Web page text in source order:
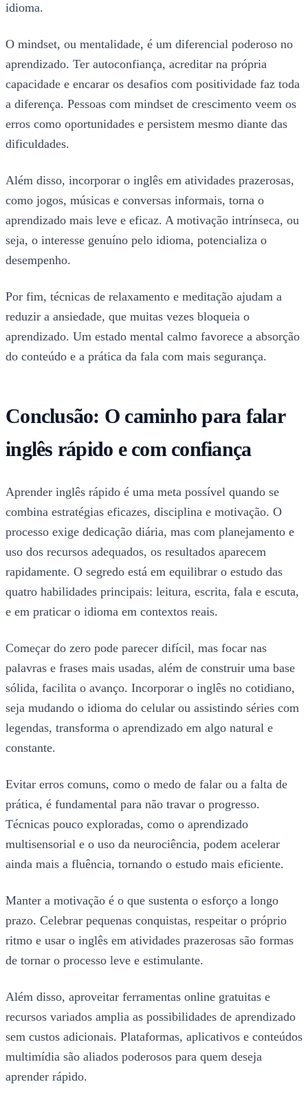
idioma.
O mindset, ou mentalidade, é um diferencial poderoso no
aprendizado. Ter autoconfiança, acreditar na própria
capacidade e encarar os desafios com positividade faz toda
a diferença. Pessoas com mindset de crescimento veem os
erros como oportunidades e persistem mesmo diante das
dificuldades.
Além disso, incorporar o inglês em atividades prazerosas,
como jogos, músicas e conversas informais, torna o
aprendizado mais leve e eficaz. A motivação intrínseca, ou
seja, o interesse genuíno pelo idioma, potencializa o
desempenho.
Por fim, técnicas de relaxamento e meditação ajudam a
reduzir a ansiedade, que muitas vezes bloqueia o
aprendizado. Um estado mental calmo favorece a absorção
do conteúdo e a prática da fala com mais segurança.
Conclusão: O caminho para falar
inglês rápido e com confiança
Aprender inglês rápido é uma meta possível quando se
combina estratégias eficazes, disciplina e motivação. O
processo exige dedicação diária, mas com planejamento e
uso dos recursos adequados, os resultados aparecem
rapidamente. O segredo está em equilibrar o estudo das
quatro habilidades principais: leitura, escrita, fala e escuta,
e em praticar o idioma em contextos reais.
Começar do zero pode parecer difícil, mas focar nas
palavras e frases mais usadas, além de construir uma base
sólida, facilita o avanço. Incorporar o inglês no cotidiano,
seja mudando o idioma do celular ou assistindo séries com
legendas, transforma o aprendizado em algo natural e
constante.
Evitar erros comuns, como o medo de falar ou a falta de
prática, é fundamental para não travar o progresso.
Técnicas pouco exploradas, como o aprendizado
multisensorial e o uso da neurociência, podem acelerar
ainda mais a fluência, tornando o estudo mais eficiente.
Manter a motivação é o que sustenta o esforço a longo
prazo. Celebrar pequenas conquistas, respeitar o próprio
ritmo e usar o inglês em atividades prazerosas são formas
de tornar o processo leve e estimulante.
Além disso, aproveitar ferramentas online gratuitas e
recursos variados amplia as possibilidades de aprendizado
sem custos adicionais. Plataformas, aplicativos e conteúdos
multimídia são aliados poderosos para quem deseja
aprender rápido.